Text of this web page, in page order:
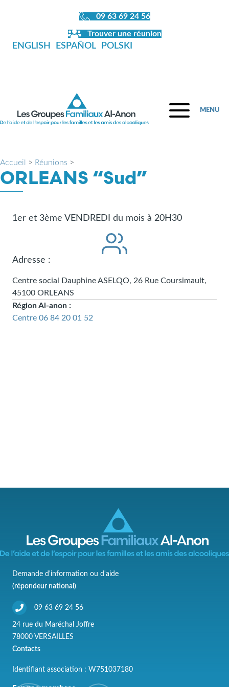
09 63 69 24 56
Trouver une réunion
ENGLISH ESPAÑOL POLSKI
MENU
Accueil > Réunions >
ORLEANS “Sud”
1er et 3ème VENDREDI du mois à 20H30
Adresse :
Centre social Dauphine ASELQO, 26 Rue Coursimault,
45100 ORLEANS
Région Al-anon :
Centre 06 84 20 01 52
Demande d'information ou d'aide
(répondeur national)
09 63 69 24 56
24 rue du Maréchal Joffre
78000 VERSAILLES
Contacts
Identifiant association : W751037180